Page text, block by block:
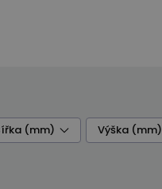
(mm) Výška (mm)